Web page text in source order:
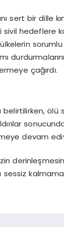
sert bir dille
sivil hedeflere
çağırdı.
ölü
devam